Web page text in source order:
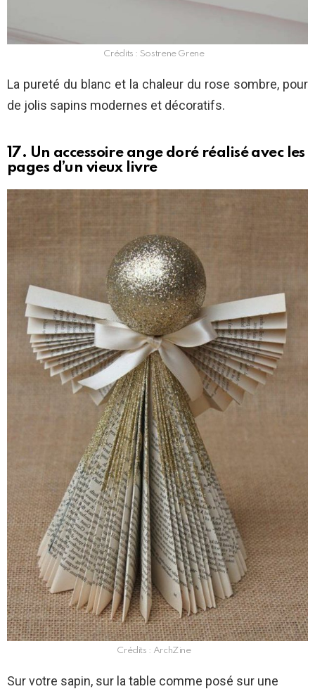
Crédits : Sostrene Grene
La pureté du blanc et la chaleur du rose sombre, pour
de jolis sapins modernes et décoratifs.
17. Un accessoire ange doré réalisé avec les
pages d’un vieux livre
Crédits : ArchZine
Sur votre sapin, sur la table comme posé sur une